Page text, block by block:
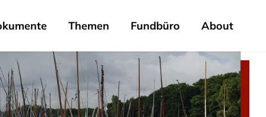
Themen Fundbüro About